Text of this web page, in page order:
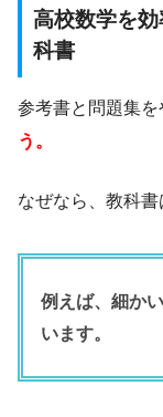
高校数学を
科書
参考書と問題集を
う。
なぜなら、教科書
例えば、細か
います。